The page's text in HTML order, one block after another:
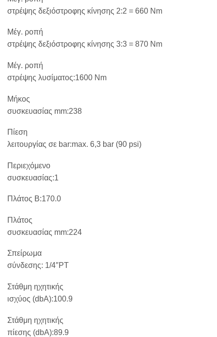
στρέψης δεξιόστροφης κίνησης 2:2 = 660 Nm
Μέγ. ροπή
στρέψης δεξιόστροφης κίνησης 3:3 = 870 Nm
Μέγ. ροπή
στρέψης λυσίματος:1600 Nm
Μήκος
συσκευασίας mm:238
Πίεση
λειτουργίας σε bar:max. 6,3 bar (90 psi)
Περιεχόμενο
συσκευασίας:1
Πλάτος Β:170.0
Πλάτος
συσκευασίας mm:224
Σπείρωμα
σύνδεσης: 1/4″PT
Στάθμη ηχητικής
ισχύος (dbA):100.9
Στάθμη ηχητικής
πίεσης (dbA):89.9